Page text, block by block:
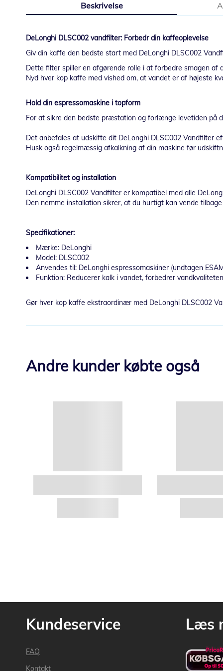
af
Beskrivelse
DeLonghi DLSC002 vandfilter: Forbedr din kaffeoplevelse
Giv din kaffe den bedste start med DeLonghi DLSC002
Dette filter spiller en afgørende rolle i at forbedre smagen af
Nyd hver kop kaffe med vished om, at vandet er af højeste
Hold din espressomaskine i topform
For at sikre den bedste præstation og forlænge levetiden på
Det anbefales at udskifte dit DeLonghi DLSC002 Vandfilter
Husk også regelmæssig afkalkning af din maskine før
Kompatibilitet og installation
DeLonghi DLSC002 Vandfilter er kompatibel med alle
Den nemme installation sikrer, at du hurtigt kan vende
Specifikationer:
Mærke: DeLonghi
Model: DLSC002
Anvendes til: DeLonghi espressomaskiner (undtagen
Funktion: Reducerer kalk i vandet, forbedrer vandkvaliteten
Gør hver kop kaffe ekstraordinær med DeLonghi DLSC002
Andre kunder købte også
Kundeservice
FAQ
Kontakt
Læs